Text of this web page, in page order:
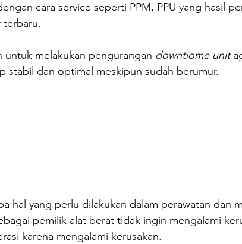
cara service seperti PPM, PPU yang hasil
terbaru.
untuk melakukan pengurangan downtiome unit
stabil dan optimal meskipun sudah berumur.
hal yang perlu dilakukan dalam perawatan dan
pemilik alat berat tidak ingin mengalami
karena mengalami kerusakan.